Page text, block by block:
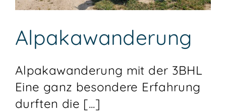
Alpakawanderung
Alpakawanderung mit der 3BHL
Eine ganz besondere Erfahrung
durften die [...]